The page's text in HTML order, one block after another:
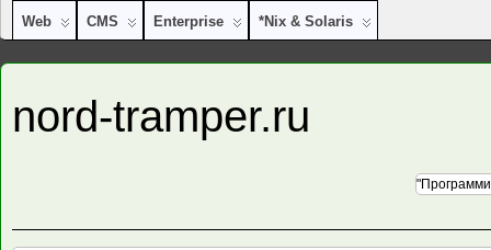
Web CMS Enterprise *nix & Solaris
nord-tramper.ru